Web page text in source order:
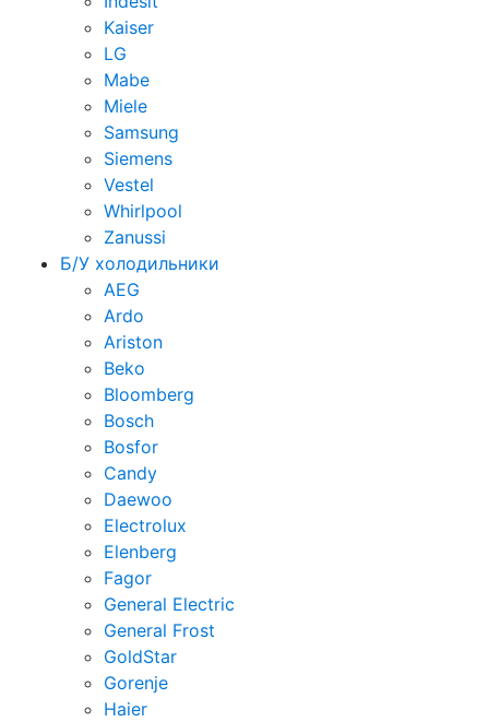
Kaiser
LG
Mabe
Miele
Samsung
Siemens
Vestel
Whirlpool
Zanussi
Б/У холодильники
AEG
Ardo
Ariston
Beko
Bloomberg
Bosch
Bosfor
Candy
Daewoo
Electrolux
Elenberg
Fagor
General Electric
General Frost
GoldStar
Gorenje
Haier